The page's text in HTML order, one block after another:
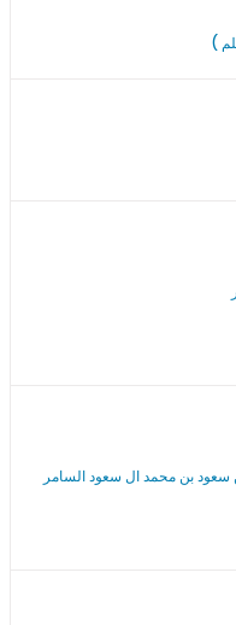
)
سعود بن محمد ال سعود السامر